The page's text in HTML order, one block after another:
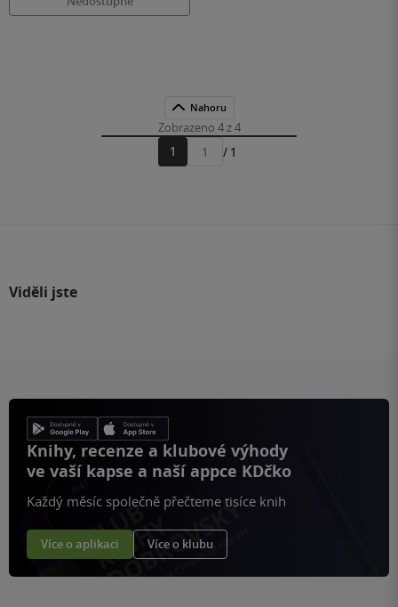
Nahoru
Zobrazeno 4 z 4
1
Přejít
/ 1
Viděli jste
Knihy, recenze a klubové výhody
ve vaší kapse a naší appce KDčko
Každý měsíc společně přečteme tisíce knih
Více o aplikaci Více o klubu